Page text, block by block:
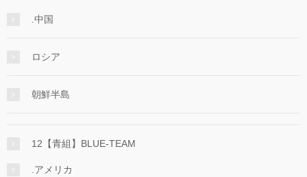
.中国
ロシア
朝鮮半島
12【青組】BLUE-TEAM
.アメリカ